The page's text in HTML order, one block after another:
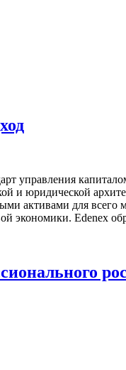
управления
и юридической
активами для
экономики. Edenex